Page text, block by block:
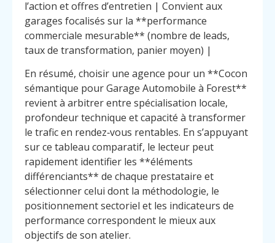
l’action et offres d’entretien | Convient aux
garages focalisés sur la **performance
commerciale mesurable** (nombre de leads,
taux de transformation, panier moyen) |
En résumé, choisir une agence pour un **Cocon
sémantique pour Garage Automobile à Forest**
revient à arbitrer entre spécialisation locale,
profondeur technique et capacité à transformer
le trafic en rendez‑vous rentables. En s’appuyant
sur ce tableau comparatif, le lecteur peut
rapidement identifier les **éléments
différenciants** de chaque prestataire et
sélectionner celui dont la méthodologie, le
positionnement sectoriel et les indicateurs de
performance correspondent le mieux aux
objectifs de son atelier.